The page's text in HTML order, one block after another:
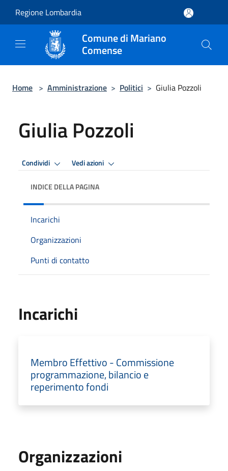
Regione Lombardia
Comune di Mariano
Comense
Home > Amministrazione > Politici > Giulia Pozzoli
Giulia Pozzoli
Condividi Vedi azioni
INDICE DELLA PAGINA
Incarichi
Organizzazioni
Punti di contatto
Incarichi
Membro Effettivo - Commissione
programmazione, bilancio e
reperimento fondi
Organizzazioni